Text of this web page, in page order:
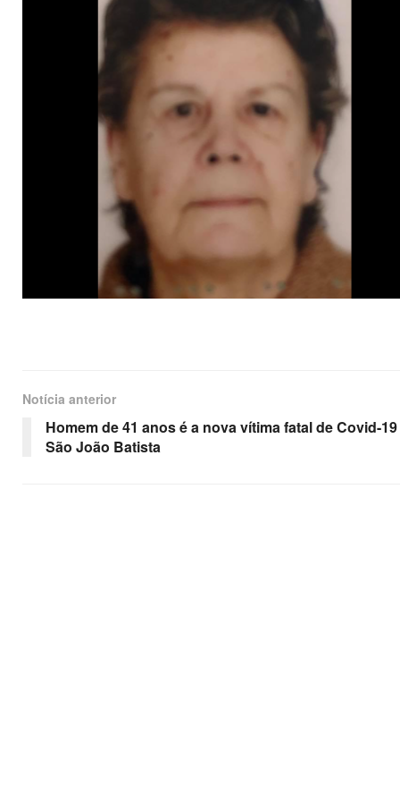
Notícia anterior
Homem de 41 anos é a nova vítima fatal de Covid-
São João Batista